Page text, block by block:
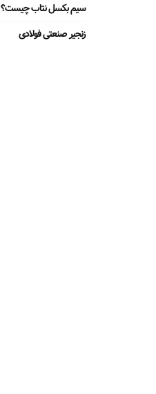
سیم بکسل نتاب چیست؟
زنجیر صنعتی فولادی